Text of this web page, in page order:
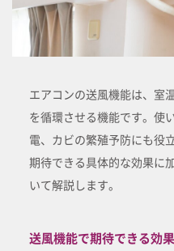
エアコンの送風機能は、室
を循環させる機能です。使
電、カビの繁殖予防にも役
期待できる具体的な効果に
いて解説します。
送風機能で期待できる効果